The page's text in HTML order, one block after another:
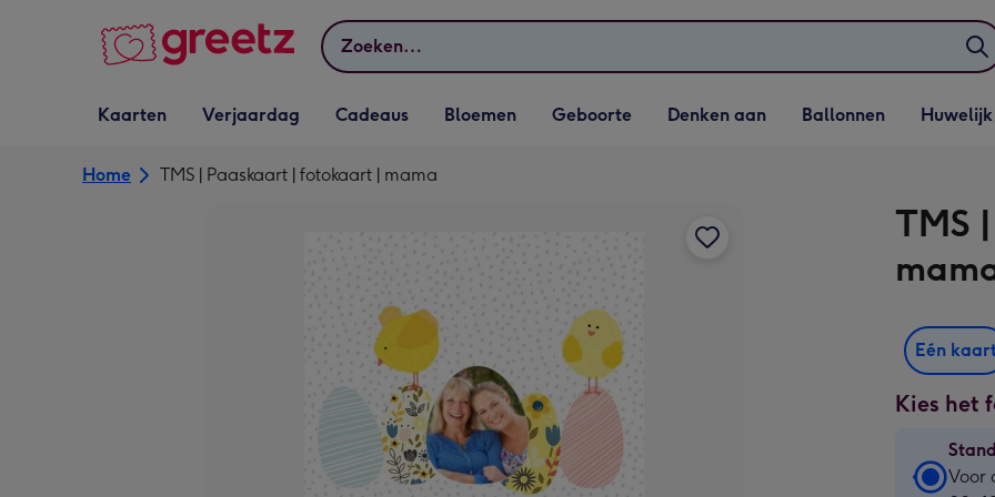
Zoeken
Vervolgkeuzelijst
Kaarten openen
Kaarten
Vervolgkeuzelijst
Verjaardag openen
Verjaardag
Vervolgkeuzelijst
Cadeaus openen
Cadeaus
Vervolgkeuzelijst
Bloemen openen
Bloemen
Vervolgkeuzelijst
Geboorte openen
Geboorte
Vervolgkeuzelijst
Denken aan openen
Denken aan
Vervolgkeuzelijst
Ballonnen openen
Ballonnen
Huwelijk
Huwelijk
Home TMS | Paaskaart | fotokaart | mama
TMS
Eén
Kies het
Voor